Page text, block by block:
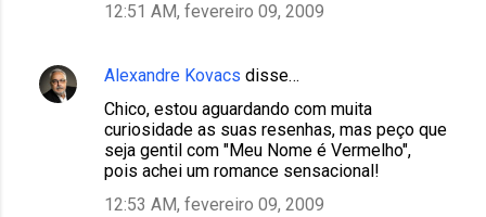
12:51 AM, fevereiro 09, 2009
Alexandre Kovacs disse…
Chico, estou aguardando com muita
curiosidade as suas resenhas, mas peço que
seja gentil com "Meu Nome é Vermelho",
pois achei um romance sensacional!
12:53 AM, fevereiro 09, 2009